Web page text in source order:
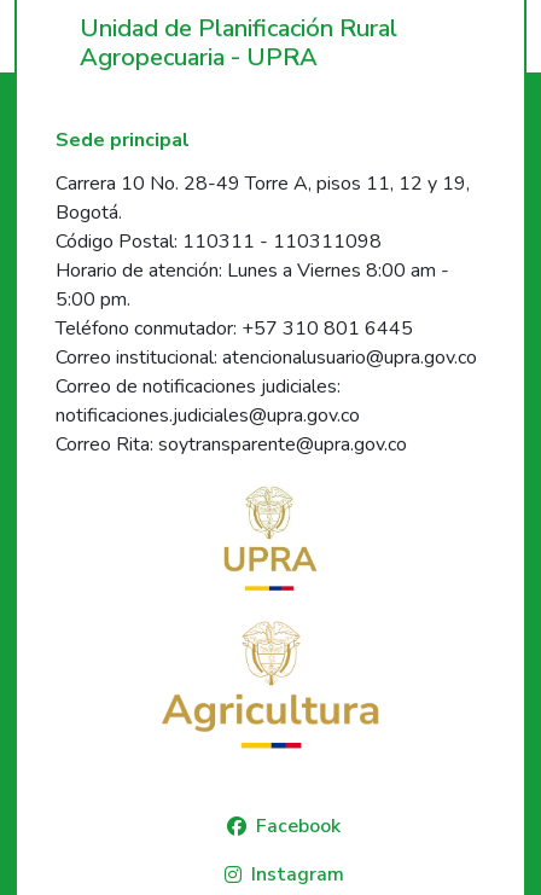
Unidad de Planificación Rural
Agropecuaria - UPRA
Sede principal
Carrera 10 No. 28-49 Torre A, pisos 11, 12 y 19,
Bogotá.
Código Postal: 110311 - 110311098
Horario de atención: Lunes a Viernes 8:00 am -
5:00 pm.
Teléfono conmutador: +57 310 801 6445
Correo institucional: atencionalusuario@upra.gov.co
Correo de notificaciones judiciales:
notificaciones.judiciales@upra.gov.co
Correo Rita: soytransparente@upra.gov.co
Facebook
Instagram